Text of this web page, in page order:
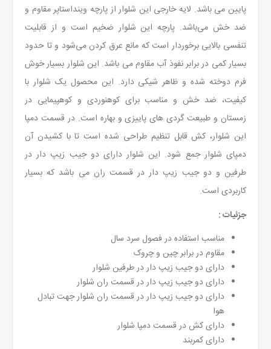
پایین می باشد. لایه خارجی این شلوار از پارچه وینداستاپر مقاوم و
ضد خش می‌باشد. پارچه این شلوار ضخیم است و از قابلیت
تنفسی بالایی برخوردار است که مانع عرق کردن می‌شود و تا حدود
بسیار کمی در برابر نفوذ آب مقاوم می باشد. این شلوار بسیار خوش
فرم دوخته شده و ظاهر شیکی دارد. این محصول یک شلوار با
کیفیت، ضد خش و مناسب برای کوهنوردی و کوهپیمایی در
زمستان و طبیعت گردی های پاییزی و بهاره است. در قسمت دمپا
این شلوار، کش قابل تنظیم طراحی شده است تا با کشیدن آن
دمپای شلوار جمع شود. این شلوار دارای دو جیب زیپ دار در
طرفین و دو جیب زیپ دار در قسمت ران می باشد که بسیار
کاربردی است.
جزئیات :
مناسب استفاده در فصول سرد سال
مقاوم در برابر چین و چروک
دارای دو جیب زیپ دار در طرفین شلوار
دارای دو جیب زیپ دار در قسمت ران شلوار
دارای دو جیب زیپ دار در قسمت ران شلوار جهت تبادل
هوا
دارای کش در قسمت دمپا شلوار
دارای کمربند